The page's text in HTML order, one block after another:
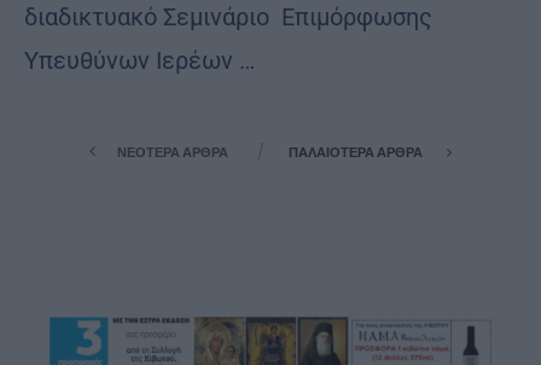
διαδικτυακό Σεμινάριο Επιμόρφωσης
Υπευθύνων Ιερέων …
ΝΕΌΤΕΡΑ ΆΡΘΡΑ ΠΑΛΑΙΌΤΕΡΑ ΆΡΘΡΑ